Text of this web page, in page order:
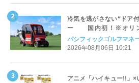
冷気を逃がさない“ドア
ー 国内初！※オリン
Cart（エアコンカート
パシフィックゴルフマネ
2026年08月06日 10:21
アニメ「ハイキュー!!」×